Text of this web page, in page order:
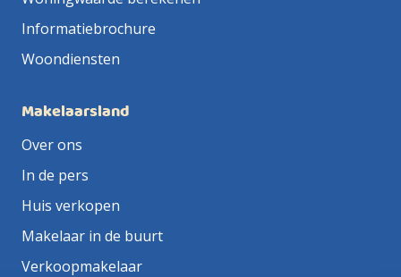
Informatiebrochure
Woondiensten
Makelaarsland
Over ons
In de pers
Huis verkopen
Makelaar in de buurt
Verkoopmakelaar